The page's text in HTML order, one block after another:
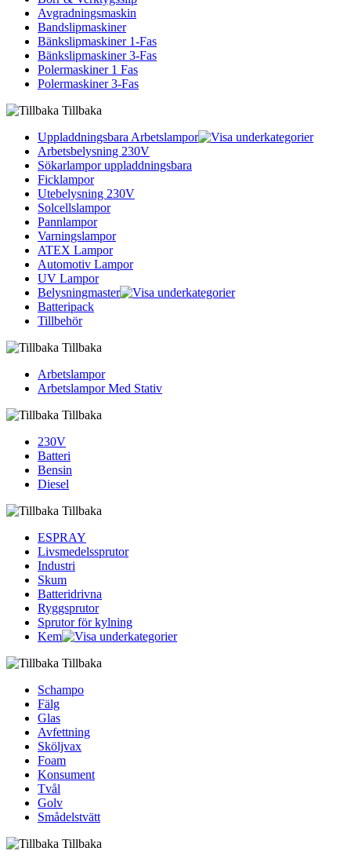
Avgradningsmaskin
Bandslipmaskiner
Bänkslipmaskiner 1-Fas
Bänkslipmaskiner 3-Fas
Polermaskiner 1 Fas
Polermaskiner 3-Fas
Tillbaka
Uppladdningsbara Arbetslampor
Arbetsbelysning 230V
Sökarlampor uppladdningsbara
Ficklampor
Utebelysning 230V
Solcellslampor
Pannlampor
Varningslampor
ATEX Lampor
Automotiv Lampor
UV Lampor
Belysningmaster
Batteripack
Tillbehör
Tillbaka
Arbetslampor
Arbetslampor Med Stativ
Tillbaka
230V
Batteri
Bensin
Diesel
Tillbaka
ESPRAY
Livsmedelssprutor
Industri
Skum
Batteridrivna
Ryggsprutor
Sprutor för kylning
Kem
Tillbaka
Schampo
Fälg
Glas
Avfettning
Sköljvax
Foam
Konsument
Tvål
Golv
Smådelstvätt
Tillbaka